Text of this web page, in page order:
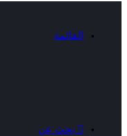
القائمة
بحث عن